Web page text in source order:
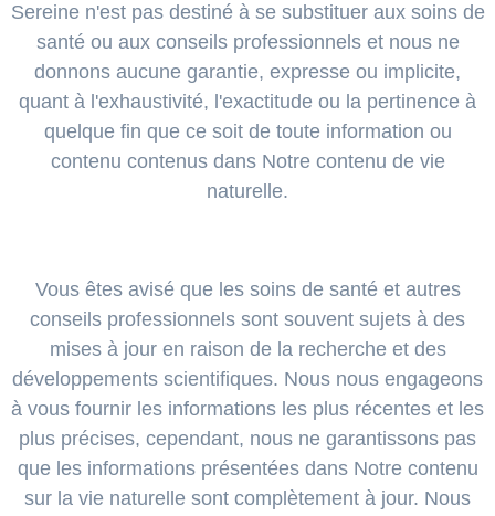
Sereine n'est pas destiné à se substituer aux soins de
santé ou aux conseils professionnels et nous ne
donnons aucune garantie, expresse ou implicite,
quant à l'exhaustivité, l'exactitude ou la pertinence à
quelque fin que ce soit de toute information ou
contenu contenus dans Notre contenu de vie
naturelle.
Vous êtes avisé que les soins de santé et autres
conseils professionnels sont souvent sujets à des
mises à jour en raison de la recherche et des
développements scientifiques. Nous nous engageons
à vous fournir les informations les plus récentes et les
plus précises, cependant, nous ne garantissons pas
que les informations présentées dans Notre contenu
sur la vie naturelle sont complètement à jour. Nous